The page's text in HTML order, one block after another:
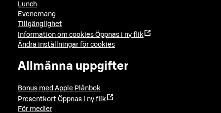
Lunch
Evenemang
Tillgänglighet
Information om cookies Öppnas i ny flik
Ändra inställningar för cookies
Allmänna uppgifter
Bonus med Apple Plånbok
Presentkort Öppnas i ny flik
För medier